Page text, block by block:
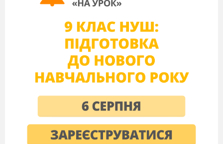
В хлоропласти
зовнішнього середовища
Г вакуолі з клітинним соком
4 участь в утворенні
III.
Мотивація навчальної діяльності
учнів
У 1682 році англійський ботанік Неємія Грю, коли
досліджував рослини під мікроскопом, побачив щось на
зразок текстильної тканини. З того часу виникло
словосполучення «жива тканина».
Складання сенканів про тканину